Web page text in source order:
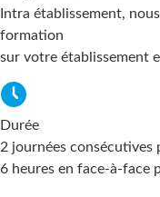
Intra établissement,
formation
sur votre établissement
Durée
2 journées consécutives
6 heures en face-à-face